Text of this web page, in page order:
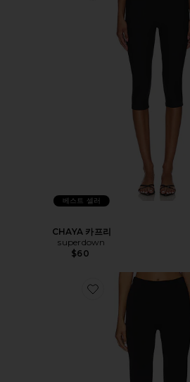
베스트 셀러
CHAYA 카프리
superdown
$60